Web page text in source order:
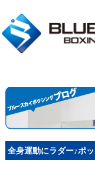
全身運動にラダー♪ポ